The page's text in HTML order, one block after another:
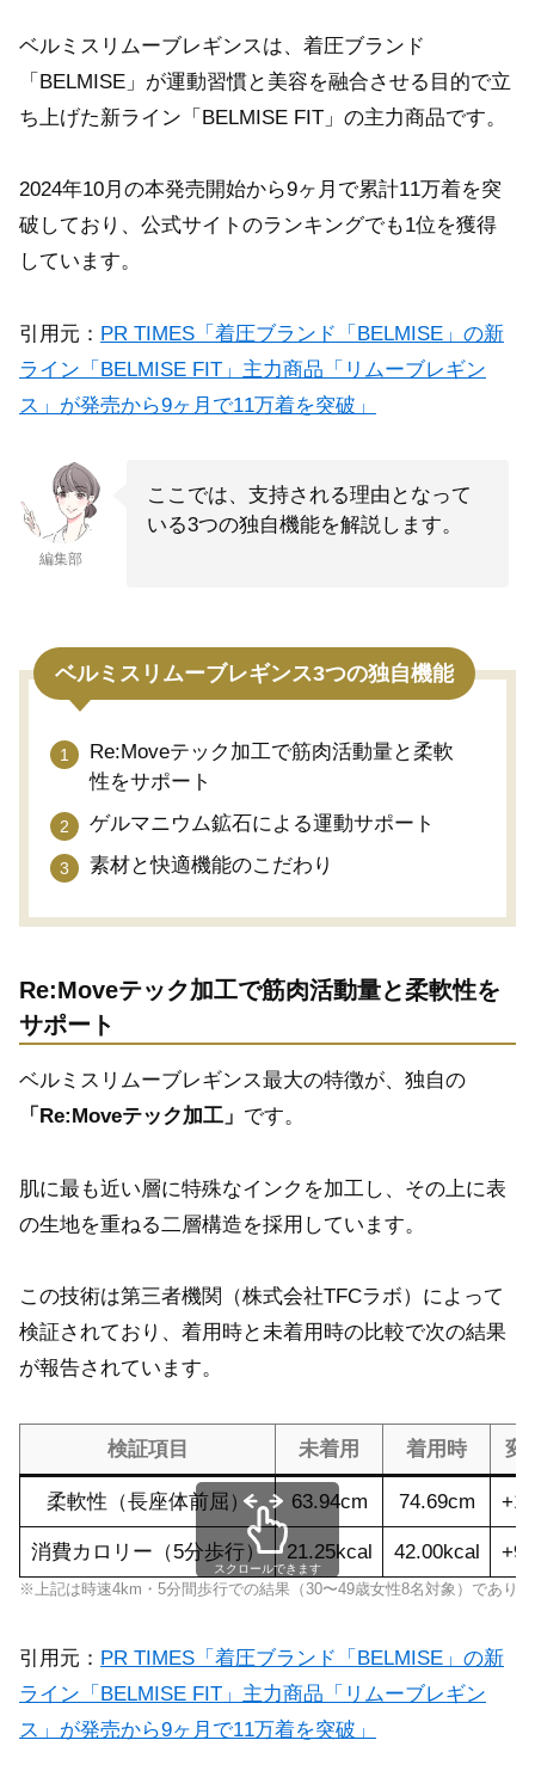
ベルミスリムーブレギンスは、着圧ブランド
「BELMISE」が運動習慣と美容を融合させる目的で立
ち上げた新ライン「BELMISE FIT」の主力商品です。
2024年10月の本発売開始から9ヶ月で累計11万着を突
破しており、公式サイトのランキングでも1位を獲得
しています。
引用元： PR TIMES「着圧ブランド「BELMISE」の新
ライン「BELMISE FIT」主力商品「リムーブレギン
ス」が発売から9ヶ月で11万着を突破」
編集部
ここでは、支持される理由となって
いる3つの独自機能を解説します。
ベルミスリムーブレギンス3つの独自機能
Re:Moveテック加工で筋肉活動量と柔軟
性をサポート
ゲルマニウム鉱石による運動サポート
素材と快適機能のこだわり
Re:Moveテック加工で筋肉活動量と柔軟性を
サポート
ベルミスリムーブレギンス最大の特徴が、独自の
「Re:Moveテック加工」 です。
肌に最も近い層に特殊なインクを加工し、その上に表
の生地を重ねる二層構造を採用しています。
この技術は第三者機関（株式会社TFCラボ）によって
検証されており、着用時と未着用時の比較で次の結果
が報告されています。
検証項目 未着用 着用時 変
柔軟性（長座体前屈） 63.94cm 74.69cm
消費カロリー（5分歩行） 21.25kcal 42.00kcal
※上記は時速4km・5分間歩行での結果（30〜49歳女性8名対象）であり
スクロールできます
引用元： PR TIMES「着圧ブランド「BELMISE」の新
ライン「BELMISE FIT」主力商品「リムーブレギン
ス」が発売から9ヶ月で11万着を突破」